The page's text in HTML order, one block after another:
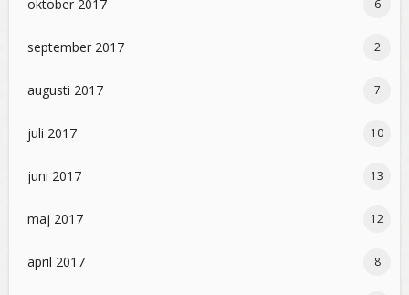
oktober 2017 6
september 2017 2
augusti 2017 7
juli 2017 10
juni 2017 13
maj 2017 12
april 2017 8